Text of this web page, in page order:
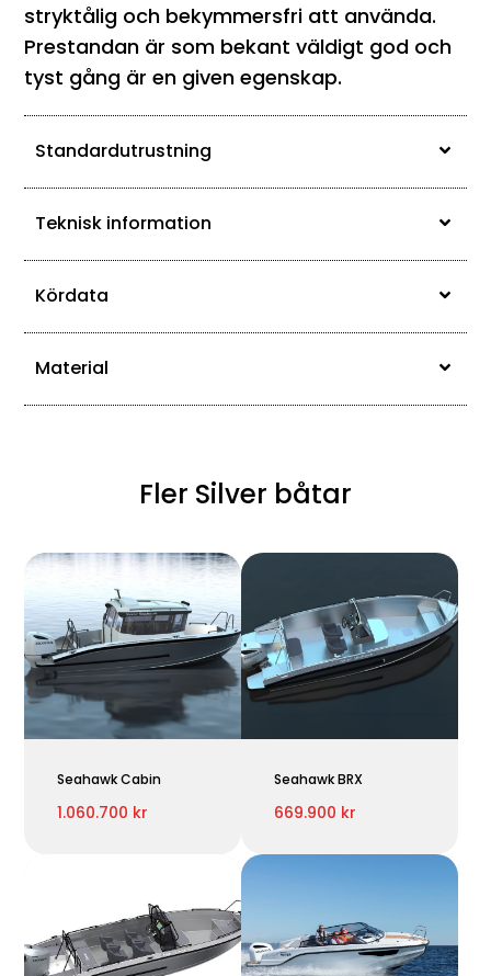
stryktålig och bekymmersfri att använda.
Prestandan är som bekant väldigt god och
tyst gång är en given egenskap.
Standardutrustning
Teknisk information
Kördata
Material
Fler Silver båtar
Seahawk Cabin
1.060.700 kr
Seahawk BRX
669.900 kr